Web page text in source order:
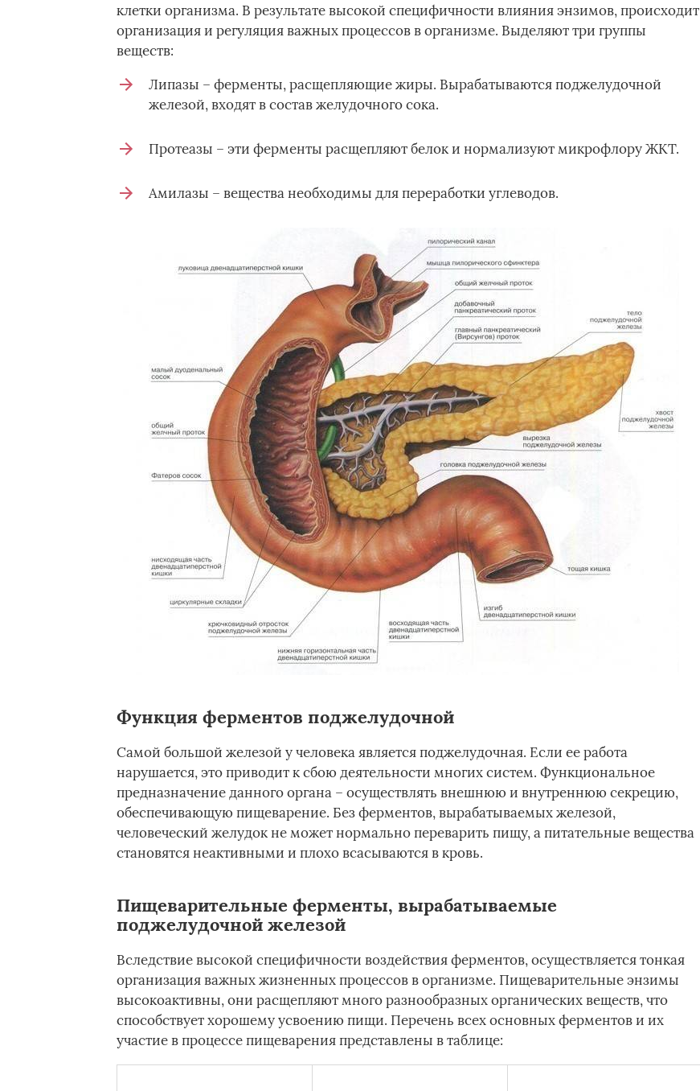
клетки организма. В результате высокой специфичности влияния энзимов, происходит
организация и регуляция важных процессов в организме. Выделяют три группы
веществ:
Липазы – ферменты, расщепляющие жиры. Вырабатываются поджелудочной
железой, входят в состав желудочного сока.
Протеазы – эти ферменты расщепляют белок и нормализуют микрофлору ЖКТ.
Амилазы – вещества необходимы для переработки углеводов.
Функция ферментов поджелудочной
Самой большой железой у человека является поджелудочная. Если ее работа
нарушается, это приводит к сбою деятельности многих систем. Функциональное
предназначение данного органа – осуществлять внешнюю и внутреннюю секрецию,
обеспечивающую пищеварение. Без ферментов, вырабатываемых железой,
человеческий желудок не может нормально переварить пищу, а питательные вещества
становятся неактивными и плохо всасываются в кровь.
Пищеварительные ферменты, вырабатываемые
поджелудочной железой
Вследствие высокой специфичности воздействия ферментов, осуществляется тонкая
организация важных жизненных процессов в организме. Пищеварительные энзимы
высокоактивны, они расщепляют много разнообразных органических веществ, что
способствует хорошему усвоению пищи. Перечень всех основных ферментов и их
участие в процессе пищеварения представлены в таблице: